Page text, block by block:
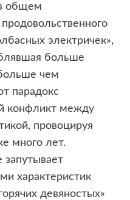
общем
электричек»,
больше
чем
парадокс
конфликт между
провоцируя
много лет.
характеристик
девяностых»